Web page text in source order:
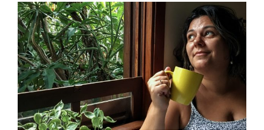
VOCÊ FOI BEM MAS PODERIA TER
SIDO MELHOR NÉ?